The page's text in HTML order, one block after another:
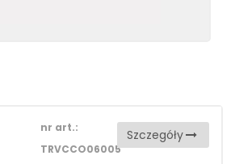
nr art.:
TRVCCO06005
Szczegóły